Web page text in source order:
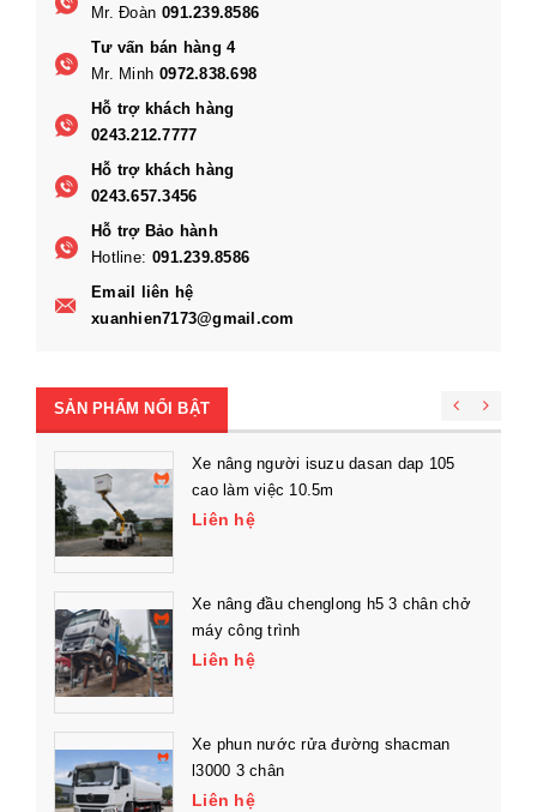
Mr. Đoàn 091.239.8586
Tư vấn bán hàng 4
Mr. Minh 0972.838.698
Hỗ trợ khách hàng
0243.212.7777
Hỗ trợ khách hàng
0243.657.3456
Hỗ trợ Bảo hành
Hotline: 091.239.8586
Email liên hệ
xuanhien7173@gmail.com
SẢN PHẨM NỔI BẬT
Xe nâng người isuzu dasan dap 105
cao làm việc 10.5m
Liên hệ
Xe nâng đầu chenglong h5 3 chân chở
máy công trình
Liên hệ
Xe phun nước rửa đường shacman
l3000 3 chân
Liên hệ